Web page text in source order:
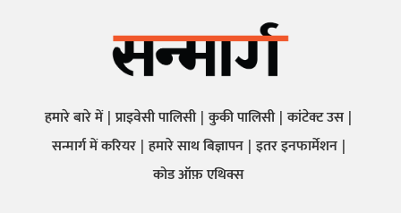
हमारे बारे में प्राइवेसी पालिसी कुकी पालिसी कांटेक्ट उस
सन्मार्ग में करियर हमारे साथ बिज्ञापन इतर इनफार्मेशन
कोड ऑफ़ एथिक्स